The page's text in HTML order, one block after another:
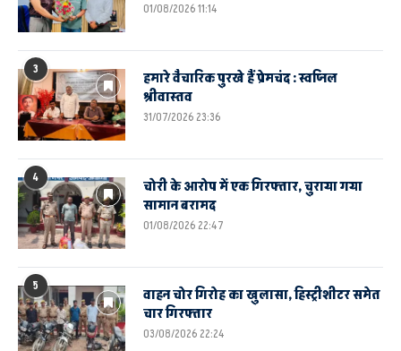
01/08/2026 11:14
3
हमारे वैचारिक पुरखे हैं प्रेमचंद : स्वप्निल
श्रीवास्तव
31/07/2026 23:36
4
चोरी के आरोप में एक गिरफ्तार, चुराया गया
सामान बरामद
01/08/2026 22:47
5
वाहन चोर गिरोह का खुलासा, हिस्ट्रीशीटर समेत
चार गिरफ्तार
03/08/2026 22:24